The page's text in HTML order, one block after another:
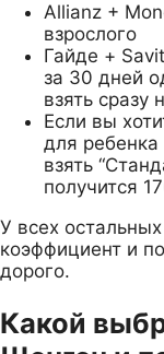
Allianz +
взрослого
Гайде +
за 30 дней
взять сразу
Если вы
для
взять
получится
У всех
коэффициент и
дорого.
Какой